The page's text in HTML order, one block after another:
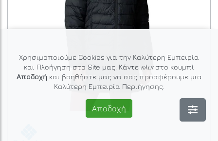
Χρησιμοποιούμε Cookies για την Καλύτερη Εμπειρία
και Πλοήγηση στο Site μας. Κάντε κλικ στο κουμπί
Αποδοχήκαι βοηθήστε μας να σας προσφέρουμε μια
Καλύτερη Εμπειρία Περιήγησης.
Αποδοχή